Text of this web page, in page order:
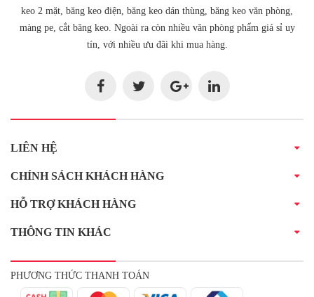
keo 2 mặt, băng keo điện, băng keo dán thùng, băng keo văn phòng,
màng pe, cắt băng keo. Ngoài ra còn nhiều văn phòng phẩm giá sỉ uy
tín, với nhiều ưu đãi khi mua hàng.
LIÊN HỆ
CHÍNH SÁCH KHÁCH HÀNG
HỖ TRỢ KHÁCH HÀNG
THÔNG TIN KHÁC
PHƯƠNG THỨC THANH TOÁN